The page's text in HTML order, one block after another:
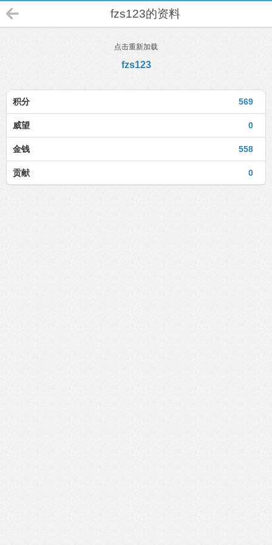
fzs123的资料
点击重新加载
fzs123
569
积分
0
威望
558
金钱
0
贡献